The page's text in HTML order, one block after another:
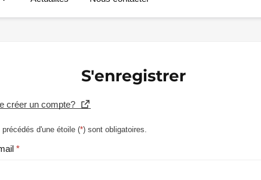
S'enregistrer
créer un compte?
d'une étoile (*) sont obligatoires.